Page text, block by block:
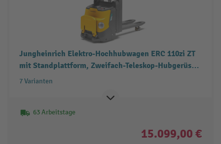
Jungheinrich Elektro-Hochhubwagen ERC 110zi ZT
mit Standplattform, Zweifach-Teleskop-Hubgerüst,
Tragfähigkeit 1.000 kg
7 Varianten
63 Arbeitstage
15.099,00 €